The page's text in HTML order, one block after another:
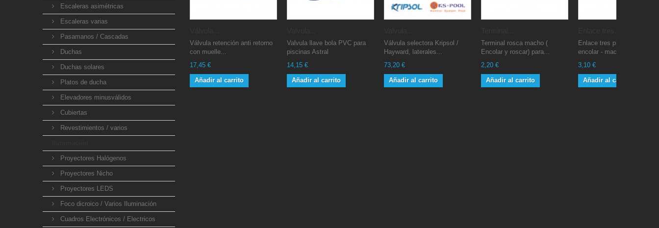
Escaleras asimétricas
Escaleras varias
Pasamanos / Cascadas
Duchas
Duchas solares
Platos de ducha
Elevadores minusválidos
Cubiertas
Revestimientos / varios
Proyectores Halógenos
Proyectores Nicho
Proyectores LEDS
Foco dicroico / Varios Iluminación
Cuadros Electrónicos / Electricos
Válvula retención anti retorno
con muelle...
17,45 €
Añadir al carrito
Valvula llave bola PVC para
piscinas Astral
14,15 €
Añadir al carrito
Válvula selectora Kripsol /
Hayward, laterales...
73,20 €
Añadir al carrito
Terminal rosca macho (
Encolar y roscar) para...
2,20 €
Añadir al carrito
Enlace tres piezas hembra
encolar - macho roscar
3,10 €
Añadir al carrito